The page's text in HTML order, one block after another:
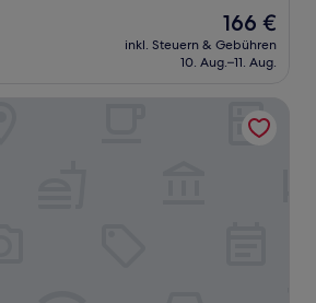
Der
Preis
beträgt
166 €
inkl. Steuern & Gebühren
10. Aug.–11. Aug.